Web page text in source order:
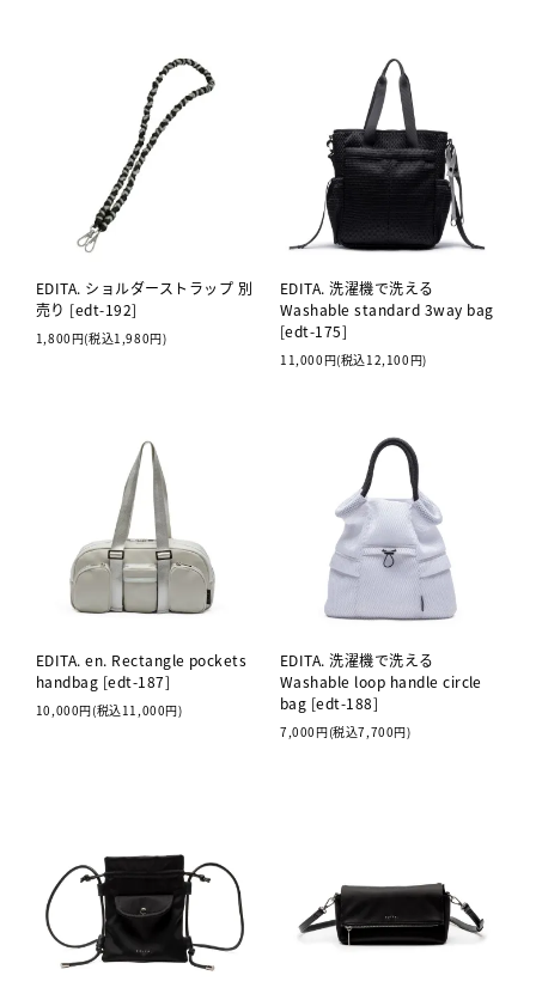
EDITA. ショルダーストラップ 別
売り [edt-192]
1,800円(税込1,980円)
EDITA. 洗濯機で洗える
Washable standard 3way bag
[edt-175]
11,000円(税込12,100円)
EDITA. en. Rectangle pockets
handbag [edt-187]
10,000円(税込11,000円)
EDITA. 洗濯機で洗える
Washable loop handle circle
bag [edt-188]
7,000円(税込7,700円)